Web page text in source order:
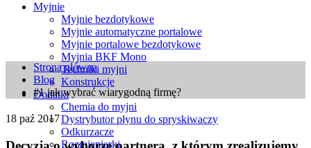
Myjnie
Myjnie bezdotykowe
Myjnie automatyczne portalowe
Myjnie portalowe bezdotykowe
Myjnia BKF Mono
Techniki myjni
Konstrukcje
Dodatki
Chemia do myjni
Dystrybutor płynu do spryskiwaczy
Odkurzacze
Rozmieniarki
Strona główna
Blog
#1 jak wybrać wiarygodną firmę?
18 paź 2017